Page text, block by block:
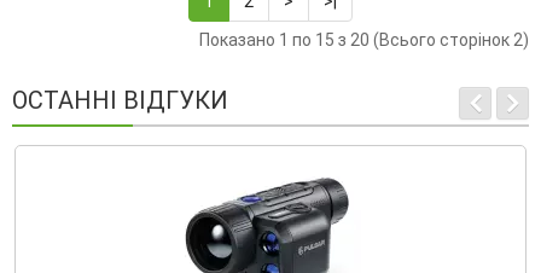
Показано 1 по 15 з 20 (Всього сторінок 2)
ОСТАННІ ВІДГУКИ